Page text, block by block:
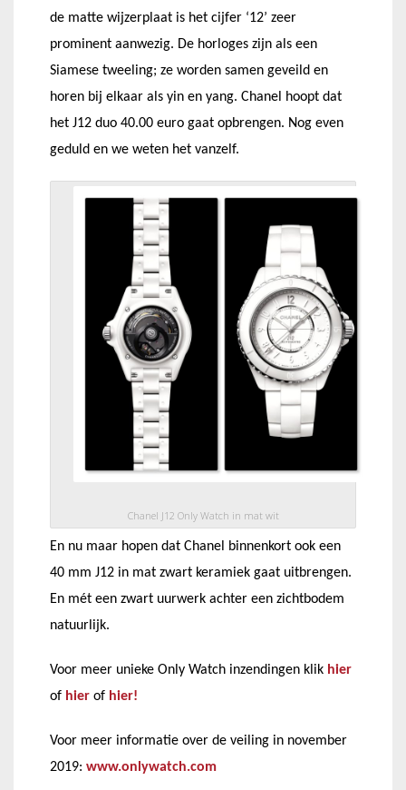
de matte wijzerplaat is het cijfer ‘12’ zeer
prominent aanwezig. De horloges zijn als een
Siamese tweeling; ze worden samen geveild en
horen bij elkaar als yin en yang. Chanel hoopt dat
het J12 duo 40.00 euro gaat opbrengen. Nog even
geduld en we weten het vanzelf.
Chanel J12 Only Watch in mat wit
En nu maar hopen dat Chanel binnenkort ook een
40 mm J12 in mat zwart keramiek gaat uitbrengen.
En mét een zwart uurwerk achter een zichtbodem
natuurlijk.
Voor meer unieke Only Watch inzendingen klik hier
of hier of hier!
Voor meer informatie over de veiling in november
2019: www.onlywatch.com